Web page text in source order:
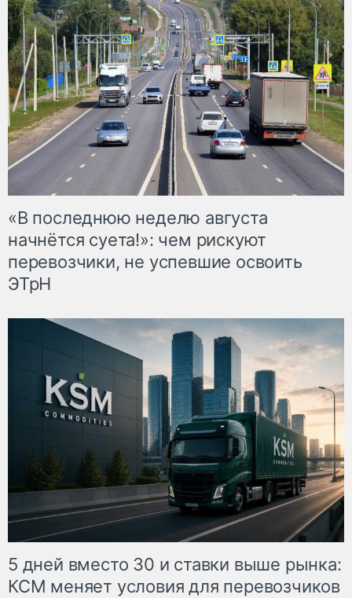
«В последнюю неделю августа
начнётся суета!»: чем рискуют
перевозчики, не успевшие освоить
ЭТрН
5 дней вместо 30 и ставки выше рынка:
КСМ меняет условия для перевозчиков